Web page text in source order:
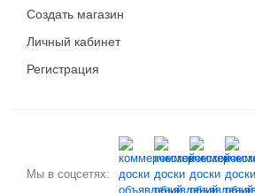
Создать магазин
Личный кабинет
Регистрация
Мы в соцсетях: